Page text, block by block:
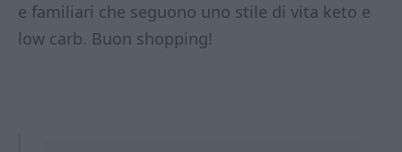
e familiari che seguono uno stile di vita keto e
low carb. Buon shopping!